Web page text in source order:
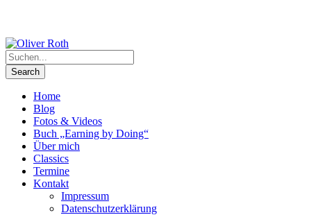
Home
Blog
Fotos & Videos
Buch „Earning by Doing“
Über mich
Classics
Termine
Kontakt
Impressum
Datenschutzerklärung